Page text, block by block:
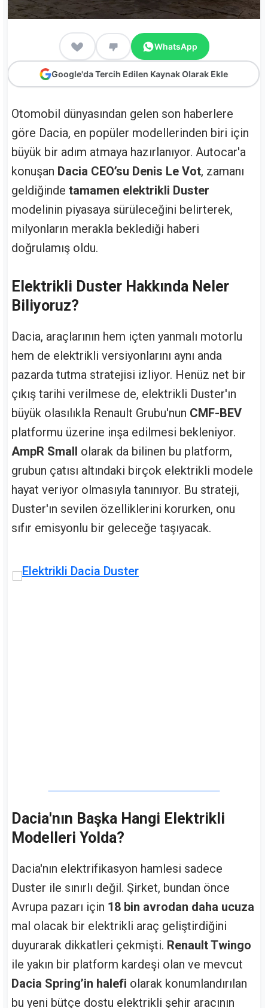
WhatsApp
Google'da Tercih Edilen Kaynak Olarak Ekle
Otomobil dünyasından gelen son haberlere
göre Dacia, en popüler modellerinden biri için
büyük bir adım atmaya hazırlanıyor. Autocar'a
konuşan Dacia CEO’su Denis Le Vot, zamanı
geldiğinde tamamen elektrikli Duster
modelinin piyasaya sürüleceğini belirterek,
milyonların merakla beklediği haberi
doğrulamış oldu.
Elektrikli Duster Hakkında Neler
Biliyoruz?
Dacia, araçlarının hem içten yanmalı motorlu
hem de elektrikli versiyonlarını aynı anda
pazarda tutma stratejisi izliyor. Henüz net bir
çıkış tarihi verilmese de, elektrikli Duster'ın
büyük olasılıkla Renault Grubu'nun CMF-BEV
platformu üzerine inşa edilmesi bekleniyor.
AmpR Small olarak da bilinen bu platform,
grubun çatısı altındaki birçok elektrikli modele
hayat veriyor olmasıyla tanınıyor. Bu strateji,
Duster'ın sevilen özelliklerini korurken, onu
sıfır emisyonlu bir geleceğe taşıyacak.
Dacia'nın Başka Hangi Elektrikli
Modelleri Yolda?
Dacia'nın elektrifikasyon hamlesi sadece
Duster ile sınırlı değil. Şirket, bundan önce
Avrupa pazarı için 18 bin avrodan daha ucuza
mal olacak bir elektrikli araç geliştirdiğini
duyurarak dikkatleri çekmişti. Renault Twingo
ile yakın bir platform kardeşi olan ve mevcut
Dacia Spring’in halefi olarak konumlandırılan
bu yeni bütçe dostu elektrikli şehir aracının